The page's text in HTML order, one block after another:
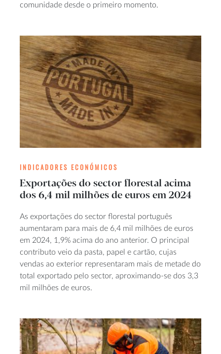
comunidade desde o primeiro momento.
INDICADORES ECONÓMICOS
Exportações do sector florestal acima
dos 6,4 mil milhões de euros em 2024
As exportações do sector florestal português
aumentaram para mais de 6,4 mil milhões de euros
em 2024, 1,9% acima do ano anterior. O principal
contributo veio da pasta, papel e cartão, cujas
vendas ao exterior representaram mais de metade do
total exportado pelo sector, aproximando-se dos 3,3
mil milhões de euros.